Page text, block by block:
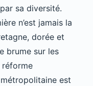
sa diversité.
n’est jamais la
dorée et
brume sur les
réforme
est